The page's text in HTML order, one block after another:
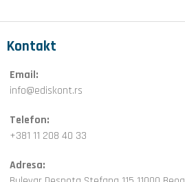
Kontakt
Email:
info@ediskont.rs
Telefon:
+381 11 208 40 33
Adresa: